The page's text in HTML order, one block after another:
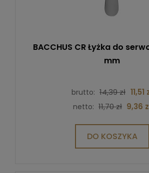
BACCHUS CR Łyżka do
mm
brutto: 14,39 zł 11,51
netto: 11,70 zł 9,36
DO KOSZYKA